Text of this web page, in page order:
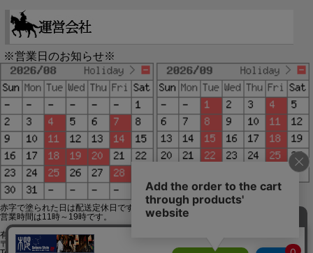
※営業日のお知らせ※
赤字で塗られた日は配送定休日です。
営業時間は11時～19時です。
有限会社ジップジップ SakuraStyle通販事業部
〒650-0021 神戸市中央区三宮町3-9-19イトウビル1,4F